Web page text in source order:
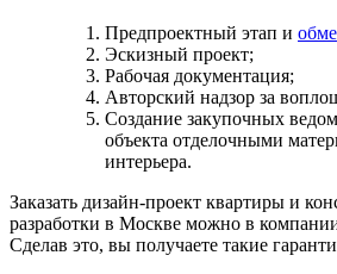
Предпроектный этап и
Эскизный проект;
Рабочая документация;
Авторский надзор за
Создание закупочных
объекта отделочными
интерьера.
Заказать дизайн-проект квартиры и
разработки в Москве можно в
Сделав это, вы получаете такие